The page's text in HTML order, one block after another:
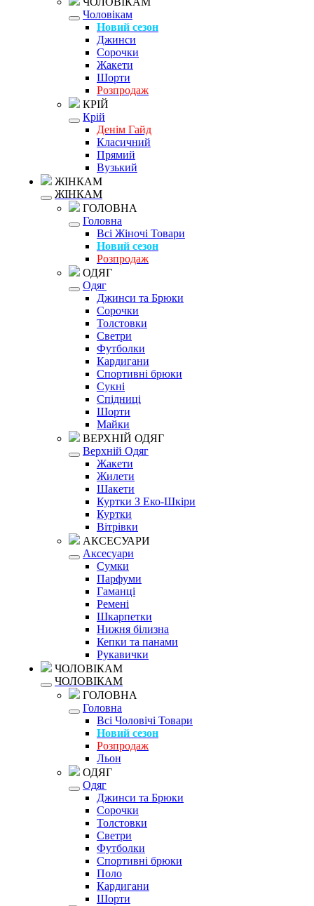
Чоловікам
Новий сезон
Джинси
Сорочки
Жакети
Шорти
Розпродаж
КРІЙ
Крій
Денім Гайд
Класичний
Прямий
Вузький
ЖІНКАМ
ЖІНКАМ
ГОЛОВНА
Головна
Всі Жіночі Товари
Новий сезон
Розпродаж
ОДЯГ
Одяг
Джинси та Брюки
Сорочки
Толстовки
Светри
Футболки
Кардигани
Спортивні брюки
Сукні
Спідниці
Шорти
Майки
ВЕРХНІЙ ОДЯГ
Верхній Одяг
Жакети
Жилети
Шакети
Куртки З Еко-Шкіри
Куртки
Вітрівки
АКСЕСУАРИ
Аксесуари
Сумки
Парфуми
Гаманці
Ремені
Шкарпетки
Нижня білизна
Кепки та панами
Рукавички
ЧОЛОВІКАМ
ЧОЛОВІКАМ
ГОЛОВНА
Головна
Всі Чоловічі Товари
Новий сезон
Розпродаж
Льон
ОДЯГ
Одяг
Джинси та Брюки
Сорочки
Толстовки
Светри
Футболки
Спортивні брюки
Поло
Кардигани
Шорти